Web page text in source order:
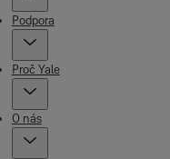
Podpora
Proč Yale
O nás